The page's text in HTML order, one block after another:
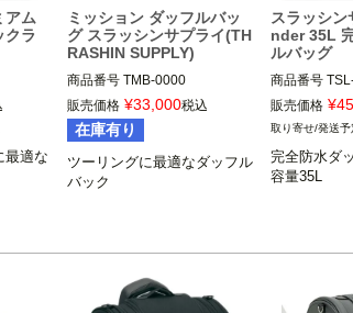
アム
クラ
最適な
ミッション ダッフルバッ
グ スラッシンサプライ(TH
RASHIN SUPPLY)
商品番号 TMB-0000
3OT:3512-0269
Thrashin Supply（スラッシン
サプライ）
販売価格 ¥33,000税込
在庫有り
ツーリングに最適なダッフル
バック
スラッシ
nder 35L
ルバッグ
商品番号
販売価格 ¥
完全防水ダ
容量35L